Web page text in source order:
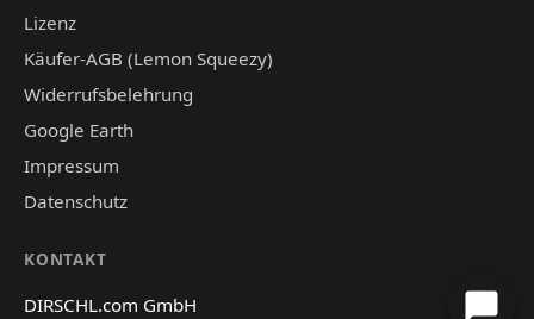
Lizenz
Käufer-AGB (Lemon Squeezy)
Widerrufsbelehrung
Google Earth
Impressum
Datenschutz
KONTAKT
DIRSCHL.com GmbH